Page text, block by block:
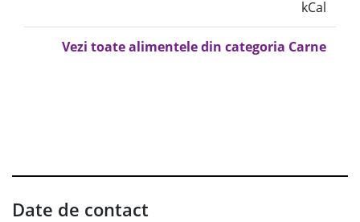
kCal
Vezi toate alimentele din categoria Carne
Date de contact